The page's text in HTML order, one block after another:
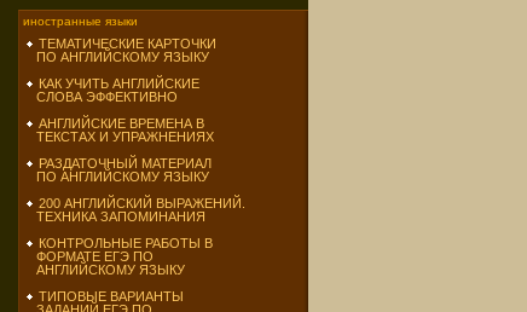
иностранные языки
ТЕМАТИЧЕСКИЕ КАРТОЧКИ
ПО АНГЛИЙСКОМУ ЯЗЫКУ
КАК УЧИТЬ АНГЛИЙСКИЕ
СЛОВА ЭФФЕКТИВНО
АНГЛИЙСКИЕ ВРЕМЕНА В
ТЕКСТАХ И УПРАЖНЕНИЯХ
РАЗДАТОЧНЫЙ МАТЕРИАЛ
ПО АНГЛИЙСКОМУ ЯЗЫКУ
200 АНГЛИЙСКИЙ ВЫРАЖЕНИЙ.
ТЕХНИКА ЗАПОМИНАНИЯ
КОНТРОЛЬНЫЕ РАБОТЫ В
ФОРМАТЕ ЕГЭ ПО
АНГЛИЙСКОМУ ЯЗЫКУ
ТИПОВЫЕ ВАРИАНТЫ